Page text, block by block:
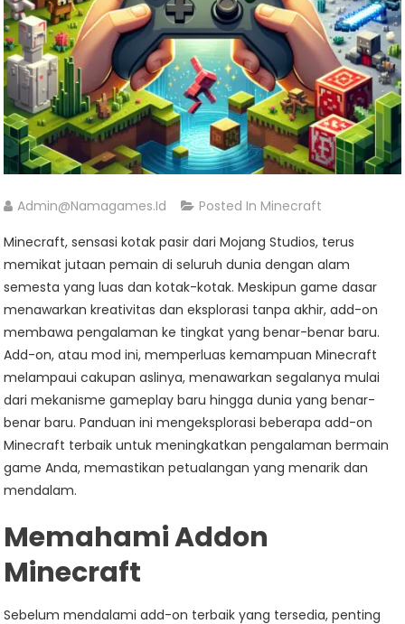
Admin@namagames.id Posted In Minecraft
Minecraft, sensasi kotak pasir dari Mojang Studios, terus
memikat jutaan pemain di seluruh dunia dengan alam
semesta yang luas dan kotak-kotak. Meskipun game dasar
menawarkan kreativitas dan eksplorasi tanpa akhir, add-on
membawa pengalaman ke tingkat yang benar-benar baru.
Add-on, atau mod ini, memperluas kemampuan Minecraft
melampaui cakupan aslinya, menawarkan segalanya mulai
dari mekanisme gameplay baru hingga dunia yang benar-
benar baru. Panduan ini mengeksplorasi beberapa add-on
Minecraft terbaik untuk meningkatkan pengalaman bermain
game Anda, memastikan petualangan yang menarik dan
mendalam.
Memahami Addon
Minecraft
Sebelum mendalami add-on terbaik yang tersedia, penting